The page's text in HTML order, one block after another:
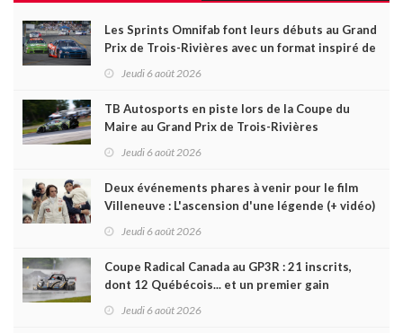
Les Sprints Omnifab font leurs débuts au Grand
Prix de Trois-Rivières avec un format inspiré de
Jeudi 6 août 2026
TB Autosports en piste lors de la Coupe du
Maire au Grand Prix de Trois-Rivières
Jeudi 6 août 2026
Deux événements phares à venir pour le film
Villeneuve : L'ascension d'une légende (+ vidéo)
Jeudi 6 août 2026
Coupe Radical Canada au GP3R : 21 inscrits,
dont 12 Québécois... et un premier gain
Jeudi 6 août 2026